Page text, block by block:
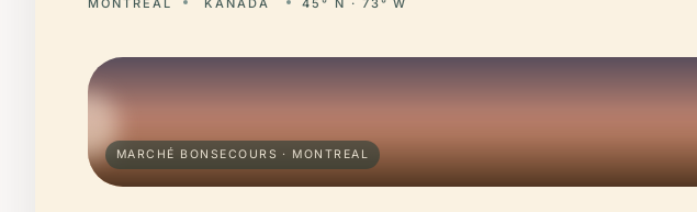
MONTREAL KANADA 45° N · 73° W
MARCHÉ BONSECOURS · MONTREAL